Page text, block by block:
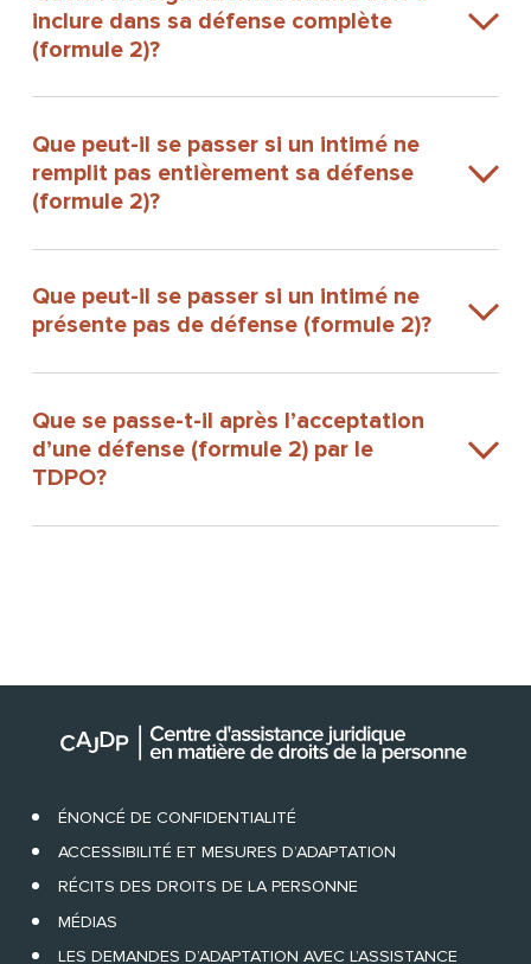
inclure dans sa défense complète
(formule 2)?
Que peut-il se passer si un intimé ne
remplit pas entièrement sa défense
(formule 2)?
Que peut-il se passer si un intimé ne
présente pas de défense (formule 2)?
Que se passe-t-il après l’acceptation
d’une défense (formule 2) par le
TDPO?
ÉNONCÉ DE CONFIDENTIALITÉ
ACCESSIBILITÉ ET MESURES D’ADAPTATION
RÉCITS DES DROITS DE LA PERSONNE
MÉDIAS
LES DEMANDES D’ADAPTATION AVEC L’ASSISTANCE